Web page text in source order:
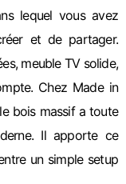
lequel vous avez
et de partager.
meuble TV solide,
Chez Made in
bois massif a toute
Il apporte ce
un simple setup